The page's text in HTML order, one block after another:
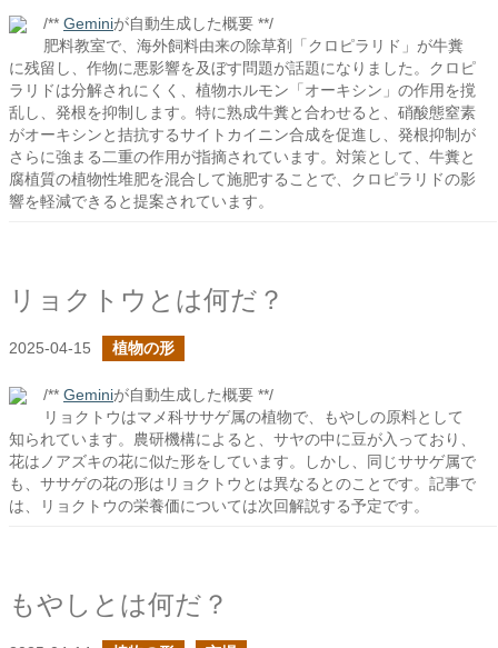
/** Geminiが自動生成した概要 **/
肥料教室で、海外飼料由来の除草剤「クロピラリド」が牛糞
に残留し、作物に悪影響を及ぼす問題が話題になりました。クロピ
ラリドは分解されにくく、植物ホルモン「オーキシン」の作用を撹
乱し、発根を抑制します。特に熟成牛糞と合わせると、硝酸態窒素
がオーキシンと拮抗するサイトカイニン合成を促進し、発根抑制が
さらに強まる二重の作用が指摘されています。対策として、牛糞と
腐植質の植物性堆肥を混合して施肥することで、クロピラリドの影
響を軽減できると提案されています。
リョクトウとは何だ？
2025-04-15 植物の形
/** Geminiが自動生成した概要 **/
リョクトウはマメ科ササゲ属の植物で、もやしの原料として
知られています。農研機構によると、サヤの中に豆が入っており、
花はノアズキの花に似た形をしています。しかし、同じササゲ属で
も、ササゲの花の形はリョクトウとは異なるとのことです。記事で
は、リョクトウの栄養価については次回解説する予定です。
もやしとは何だ？